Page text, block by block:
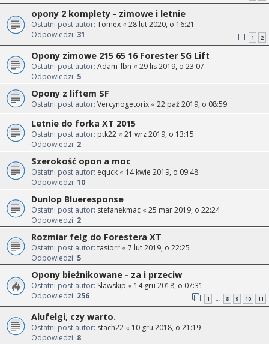
opony 2 komplety - zimowe i letnie
Ostatni post autor: Tomex « 28 lut 2020, o 16:21
Odpowiedzi: 31 1 2
Opony zimowe 215 65 16 Forester SG Lift
Ostatni post autor: Adam_lbn « 29 lis 2019, o 23:07
Odpowiedzi: 5
Opony z liftem SF
Ostatni post autor: Vercynogetorix « 22 paź 2019, o 08:59
Letnie do forka XT 2015
Ostatni post autor: ptk22 « 21 wrz 2019, o 13:15
Odpowiedzi: 2
Szerokość opon a moc
Ostatni post autor: equck « 14 kwie 2019, o 09:48
Odpowiedzi: 10
Dunlop Blueresponse
Ostatni post autor: stefanekmac « 25 mar 2019, o 22:24
Odpowiedzi: 2
Rozmiar felg do Forestera XT
Ostatni post autor: tasiorr « 7 lut 2019, o 22:25
Odpowiedzi: 5
Opony bieżnikowane - za i przeciw
Ostatni post autor: Slawskip « 14 gru 2018, o 07:31
Odpowiedzi: 256 1 … 8 9 10 11
Alufelgi, czy warto.
Ostatni post autor: stach22 « 10 gru 2018, o 21:19
Odpowiedzi: 8